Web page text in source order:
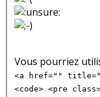
Vous pourriez
<a href=""
<code> <pre